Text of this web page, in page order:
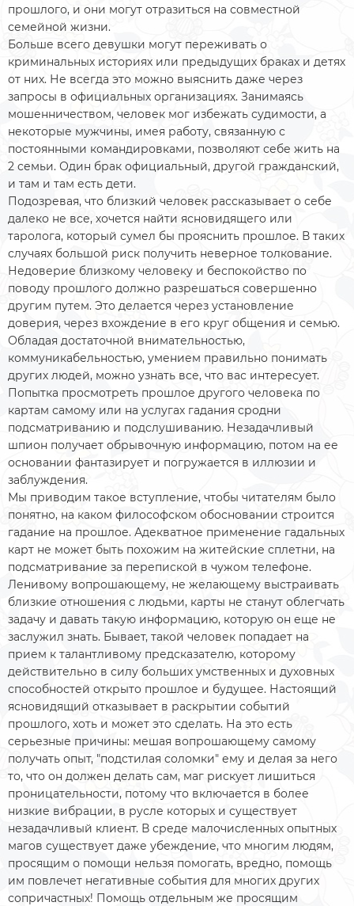
прошлого, и они могут отразиться на совместной
семейной жизни.
Больше всего девушки могут переживать о
криминальных историях или предыдущих браках и детях
от них. Не всегда это можно выяснить даже через
запросы в официальных организациях. Занимаясь
мошенничеством, человек мог избежать судимости, а
некоторые мужчины, имея работу, связанную с
постоянными командировками, позволяют себе жить на
2 семьи. Один брак официальный, другой гражданский,
и там и там есть дети.
Подозревая, что близкий человек рассказывает о себе
далеко не все, хочется найти ясновидящего или
таролога, который сумел бы прояснить прошлое. В таких
случаях большой риск получить неверное толкование.
Недоверие близкому человеку и беспокойство по
поводу прошлого должно разрешаться совершенно
другим путем. Это делается через установление
доверия, через вхождение в его круг общения и семью.
Обладая достаточной внимательностью,
коммуникабельностью, умением правильно понимать
других людей, можно узнать все, что вас интересует.
Попытка просмотреть прошлое другого человека по
картам самому или на услугах гадания сродни
подсматриванию и подслушиванию. Незадачливый
шпион получает обрывочную информацию, потом на ее
основании фантазирует и погружается в иллюзии и
заблуждения.
Мы приводим такое вступление, чтобы читателям было
понятно, на каком философском обосновании строится
гадание на прошлое. Адекватное применение гадальных
карт не может быть похожим на житейские сплетни, на
подсматривание за перепиской в чужом телефоне.
Ленивому вопрошающему, не желающему выстраивать
близкие отношения с людьми, карты не станут облегчать
задачу и давать такую информацию, которую он еще не
заслужил знать. Бывает, такой человек попадает на
прием к талантливому предсказателю, которому
действительно в силу больших умственных и духовных
способностей открыто прошлое и будущее. Настоящий
ясновидящий отказывает в раскрытии событий
прошлого, хоть и может это сделать. На это есть
серьезные причины: мешая вопрошающему самому
получать опыт, "подстилая соломки" ему и делая за него
то, что он должен делать сам, маг рискует лишиться
проницательности, потому что включается в более
низкие вибрации, в русле которых и существует
незадачливый клиент. В среде малочисленных опытных
магов существует даже убеждение, что многим людям,
просящим о помощи нельзя помогать, вредно, помощь
им повлечет негативные события для многих других
сопричастных! Помощь отдельным же просящим